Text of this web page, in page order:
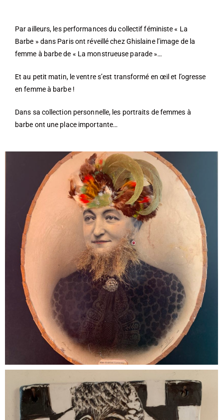
Par ailleurs, les performances du collectif féministe « La
Barbe » dans Paris ont réveillé chez Ghislaine l’image de la
femme à barbe de « La monstrueuse parade »…
Et au petit matin, le ventre s’est transformé en œil et l’ogresse
en femme à barbe !
Dans sa collection personnelle, les portraits de femmes à
barbe ont une place importante…